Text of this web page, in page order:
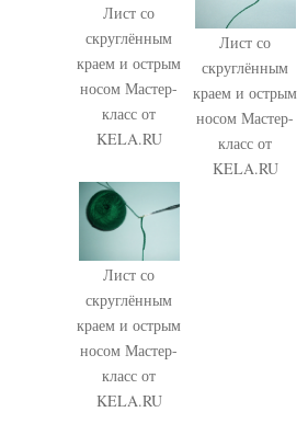
Лист со
скруглённым
краем и острым
носом Мастер-
класс от
KELA.RU
Лист со
скруглённым
краем и острым
носом Мастер-
класс от
KELA.RU
Лист со
скруглённым
краем и острым
носом Мастер-
класс от
KELA.RU